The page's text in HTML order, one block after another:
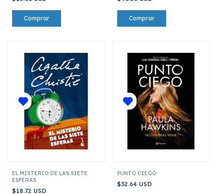
EL MISTERIO DE LAS SIETE
ESFERAS
$18.72 USD
PUNTO CIEGO
$32.64 USD